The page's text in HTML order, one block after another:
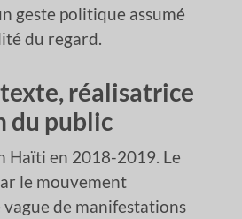
geste politique assumé
du regard.
réalisatrice
du public
Haïti en 2018-2019. Le
le mouvement
vague de manifestations